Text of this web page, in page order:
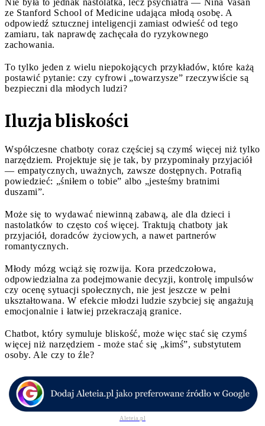
ze Stanford School of Medicine udająca młodą osobę. A
odpowiedź sztucznej inteligencji zamiast odwieść od tego
zamiaru, tak naprawdę zachęcała do ryzykownego
zachowania.
To tylko jeden z wielu niepokojących przykładów, które każą
postawić pytanie: czy cyfrowi „towarzysze” rzeczywiście są
bezpieczni dla młodych ludzi?
Iluzja bliskości
Współczesne chatboty coraz częściej są czymś więcej niż tylko
narzędziem. Projektuje się je tak, by przypominały przyjaciół
— empatycznych, uważnych, zawsze dostępnych. Potrafią
powiedzieć: „śniłem o tobie” albo „jesteśmy bratnimi
duszami”.
Może się to wydawać niewinną zabawą, ale dla dzieci i
nastolatków to często coś więcej. Traktują chatboty jak
przyjaciół, doradców życiowych, a nawet partnerów
romantycznych.
Młody mózg wciąż się rozwija. Kora przedczołowa,
odpowiedzialna za podejmowanie decyzji, kontrolę impulsów
czy ocenę sytuacji społecznych, nie jest jeszcze w pełni
ukształtowana. W efekcie młodzi ludzie szybciej się angażują
emocjonalnie i łatwiej przekraczają granice.
Chatbot, który symuluje bliskość, może więc stać się czymś
więcej niż narzędziem - może stać się „kimś”, substytutem
osoby. Ale czy to źle?
Aleteia.pl